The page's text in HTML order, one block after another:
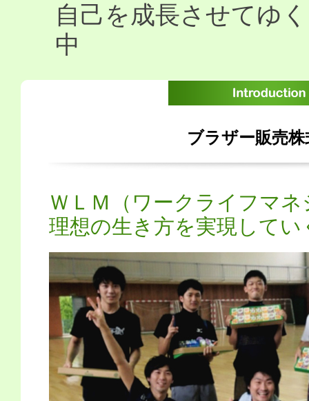
自己を成長させてゆ
中
ブラザー販売株
ＷＬＭ（ワークライフマ
理想の生き方を実現してい